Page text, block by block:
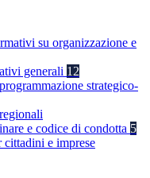
su organizzazione e
generali 12
strategico-
e codice di condotta 5
e imprese